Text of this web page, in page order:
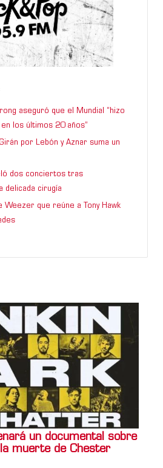
aseguró que el Mundial “hizo
en los últimos 20 años”
por Lebón y Aznar suma un
dos conciertos tras
delicada cirugía
Weezer que reúne a Tony Hawk
un documental sobre
muerte de Chester